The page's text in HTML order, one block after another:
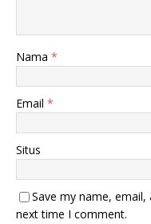
Nama *
Email *
Situs
Save my name,
next time I comment.